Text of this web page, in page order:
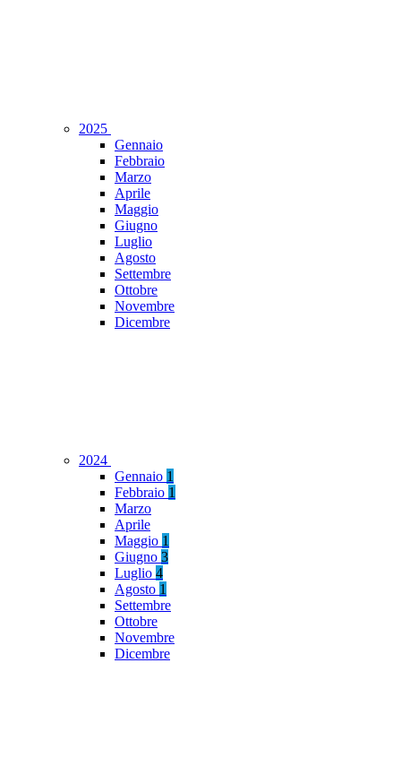
2025
Gennaio
Febbraio
Marzo
Aprile
Maggio
Giugno
Luglio
Agosto
Settembre
Ottobre
Novembre
Dicembre
2024
Gennaio 1
Febbraio 1
Marzo
Aprile
Maggio 1
Giugno 3
Luglio 4
Agosto 1
Settembre
Ottobre
Novembre
Dicembre